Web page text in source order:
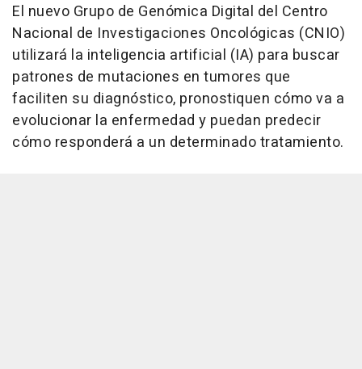
El nuevo Grupo de Genómica Digital del Centro
Nacional de Investigaciones Oncológicas (CNIO)
utilizará la inteligencia artificial (IA) para buscar
patrones de mutaciones en tumores que
faciliten su diagnóstico, pronostiquen cómo va a
evolucionar la enfermedad y puedan predecir
cómo responderá a un determinado tratamiento.